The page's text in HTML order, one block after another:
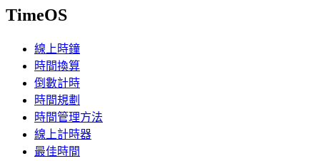
TimeOS
線上時鐘
時間換算
倒數計時
時間規劃
時間管理方法
線上計時器
最佳時間